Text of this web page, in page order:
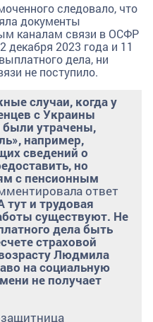
следовало, что
документы
каналам связи в ОСФР
декабря 2023 года и 11
дела, ни
не поступило.
случаи, когда у
с Украины
утрачены,
например,
сведений о
но
с пенсионным
ответ
тут и трудовая
существуют. Не
дела быть
страховой
Людмила
на социальную
не получает